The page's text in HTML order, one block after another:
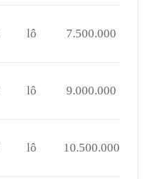
lô 7.500.000
lô 9.000.000
lô 10.500.000